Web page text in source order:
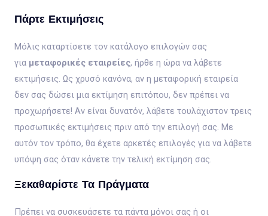
Πάρτε Εκτιμήσεις
Μόλις καταρτίσετε τον κατάλογο επιλογών σας
για μεταφορικές εταιρείες, ήρθε η ώρα να λάβετε
εκτιμήσεις. Ως χρυσό κανόνα, αν η μεταφορική εταιρεία
δεν σας δώσει μια εκτίμηση επιτόπου, δεν πρέπει να
προχωρήσετε! Αν είναι δυνατόν, λάβετε τουλάχιστον τρεις
προσωπικές εκτιμήσεις πριν από την επιλογή σας. Με
αυτόν τον τρόπο, θα έχετε αρκετές επιλογές για να λάβετε
υπόψη σας όταν κάνετε την τελική εκτίμηση σας.
Ξεκαθαρίστε Τα Πράγματα
Πρέπει να συσκευάσετε τα πάντα μόνοι σας ή οι